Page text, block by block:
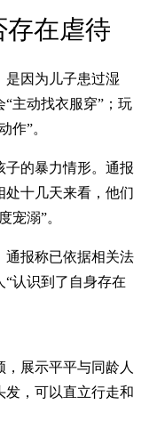
在虐待
是因为儿子患过湿
主动找衣服穿”；玩
作”。
子的暴力情形。通报
处十几天来看，他们
宠溺”。
通报称已依据相关法
认识到了自身存在
展示平平与同龄人
发，可以直立行走和